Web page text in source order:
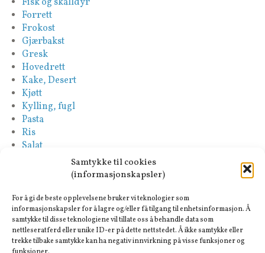
Samtykke til cookies
(informasjonskapsler)
For å gi de beste opplevelsene bruker vi teknologier som
informasjonskapsler for å lagre og/eller få tilgang til enhetsinformasjon. Å
samtykke til disse teknologiene vil tillate oss å behandle data som
nettleseratferd eller unike ID-er på dette nettstedet. Å ikke samtykke eller
trekke tilbake samtykke kan ha negativ innvirkning på visse funksjoner og
Forrett
Frokost
Gjærbakst
Gresk
Hovedrett
Kake, Desert
Kjøtt
Kylling, fugl
Pasta
Ris
Salat
Suppe
Tapas-Mezze
Tyrkisk
Vegan
Vegetar